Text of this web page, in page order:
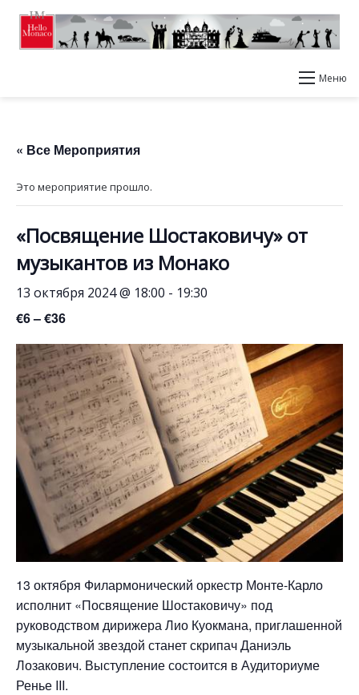
Меню
« Все Мероприятия
Это мероприятие прошло.
«Посвящение Шостаковичу» от
музыкантов из Монако
13 октября 2024 @ 18:00 - 19:30
€6 – €36
13 октября Филармонический оркестр Монте-Карло
исполнит «Посвящение Шостаковичу» под
руководством дирижера Лио Куокмана, приглашенной
музыкальной звездой станет скрипач Даниэль
Лозакович. Выступление состоится в Аудиториуме
Ренье III.